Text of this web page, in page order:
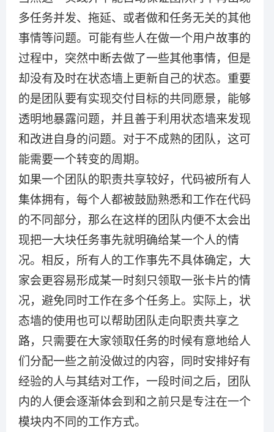
多任务并发、拖延、或者做和任务无关的其他
事情等问题。可能有些人在做一个用户故事的
过程中，突然中断去做了一些其他事情，但是
却没有及时在状态墙上更新自己的状态。重要
的是团队要有实现交付目标的共同愿景，能够
透明地暴露问题，并且善于利用状态墙来发现
和改进自身的问题。对于不成熟的团队，这可
能需要一个转变的周期。
如果一个团队的职责共享较好，代码被所有人
集体拥有，每个人都被鼓励熟悉和工作在代码
的不同部分，那么在这样的团队内便不太会出
现把一大块任务事先就明确给某一个人的情
况。相反，所有人的工作事先不具体确定，大
家会更容易形成某一时刻只领取一张卡片的情
况，避免同时工作在多个任务上。实际上，状
态墙的使用也可以帮助团队走向职责共享之
路，只需要在大家领取任务的时候有意地给人
们分配一些之前没做过的内容，同时安排好有
经验的人与其结对工作，一段时间之后，团队
内的人便会逐渐体会到和之前只是专注在一个
模块内不同的工作方式。